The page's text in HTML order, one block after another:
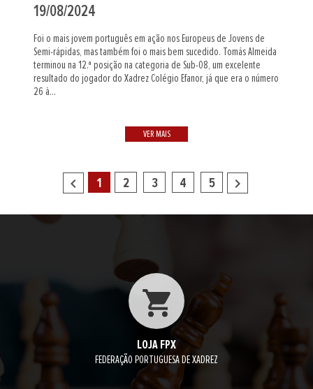
19/08/2024
Foi o mais jovem português em ação nos Europeus de Jovens de
Semi-rápidas, mas também foi o mais bem sucedido. Tomás Almeida
terminou na 12.ª posição na categoria de Sub-08, um excelente
resultado do jogador do Xadrez Colégio Efanor, já que era o número
26 à...
VER MAIS
navigate_before 1 2 3 4 5 navigate_next
LOJA FPX
FEDERAÇÃO PORTUGUESA DE XADREZ